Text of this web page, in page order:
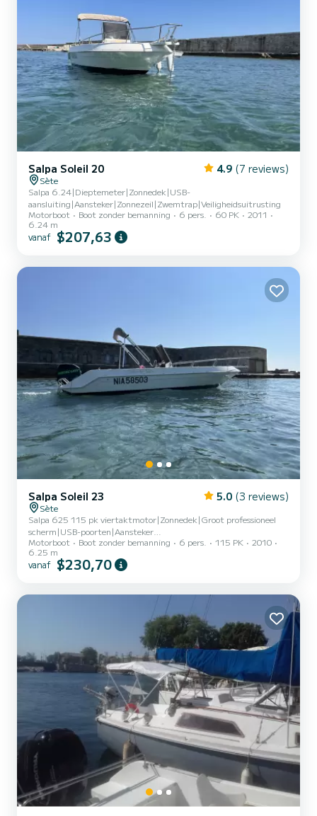
Salpa Soleil 20 4.9 (7 reviews)
Sète
Salpa 6.24|Dieptemeter|Zonnedek|USB-
aansluiting|Aansteker|Zonnezeil|Zwemtrap|Veiligheidsuitrusting
Motorboot
Boot zonder bemanning 6 pers. 60 PK
2011
6.24 m
vanaf $207,63
Salpa Soleil 23 5.0 (3 reviews)
Sète
Salpa 625 115 pk viertaktmotor|Zonnedek|Groot professioneel
scherm|USB-poorten|Aansteker
aansluiting|Zwemtrap|Zonnetent|Veiligheidsuitrusting|6
personen
Motorboot Boot zonder bemanning 6 pers. 115 PK
2010
6.25 m
vanaf $230,70